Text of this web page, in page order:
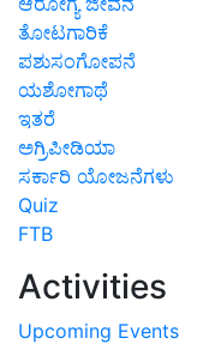
ತೋಟಗಾರಿಕೆ
ಪಶುಸಂಗೋಪನೆ
ಯಶೋಗಾಥೆ
ಇತರೆ
ಅಗ್ರಿಪೀಡಿಯಾ
ಸರ್ಕಾರಿ ಯೋಜನೆಗಳು
Quiz
FTB
Activities
Upcoming Events